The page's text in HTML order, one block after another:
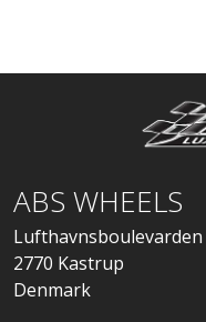
ABS WHEELS
Lufthavnsboulevarden
2770 Kastrup
Denmark